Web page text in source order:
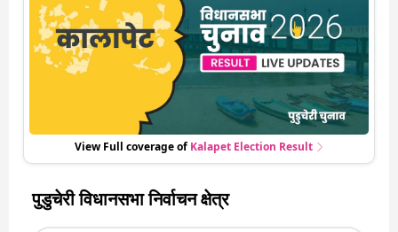
View Full coverage of KalapetElection Result
पुडुचेरी विधानसभा निर्वाचन क्षेत्र